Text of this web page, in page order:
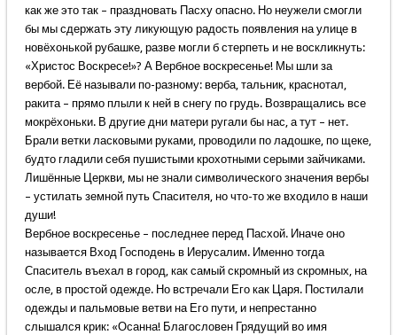
как же это так – праздновать Пасху опасно. Но неужели смогли
бы мы сдержать эту ликующую радость появления на улице в
новёхонькой рубашке, разве могли б стерпеть и не воскликнуть:
«Христос Воскресе!»? А Вербное воскресенье! Мы шли за
вербой. Её называли по-разному: верба, тальник, краснотал,
ракита – прямо плыли к ней в снегу по грудь. Возвращались все
мокрёхоньки. В другие дни матери ругали бы нас, а тут – нет.
Брали ветки ласковыми руками, проводили по ладошке, по щеке,
будто гладили себя пушистыми крохотными серыми зайчиками.
Лишённые Церкви, мы не знали символического значения вербы
– устилать земной путь Спасителя, но что-то же входило в наши
души!
Вербное воскресенье – последнее перед Пасхой. Иначе оно
называется Вход Господень в Иерусалим. Именно тогда
Спаситель въехал в город, как самый скромный из скромных, на
осле, в простой одежде. Но встречали Его как Царя. Постилали
одежды и пальмовые ветви на Его пути, и непрестанно
слышался крик: «Осанна! Благословен Грядущий во имя